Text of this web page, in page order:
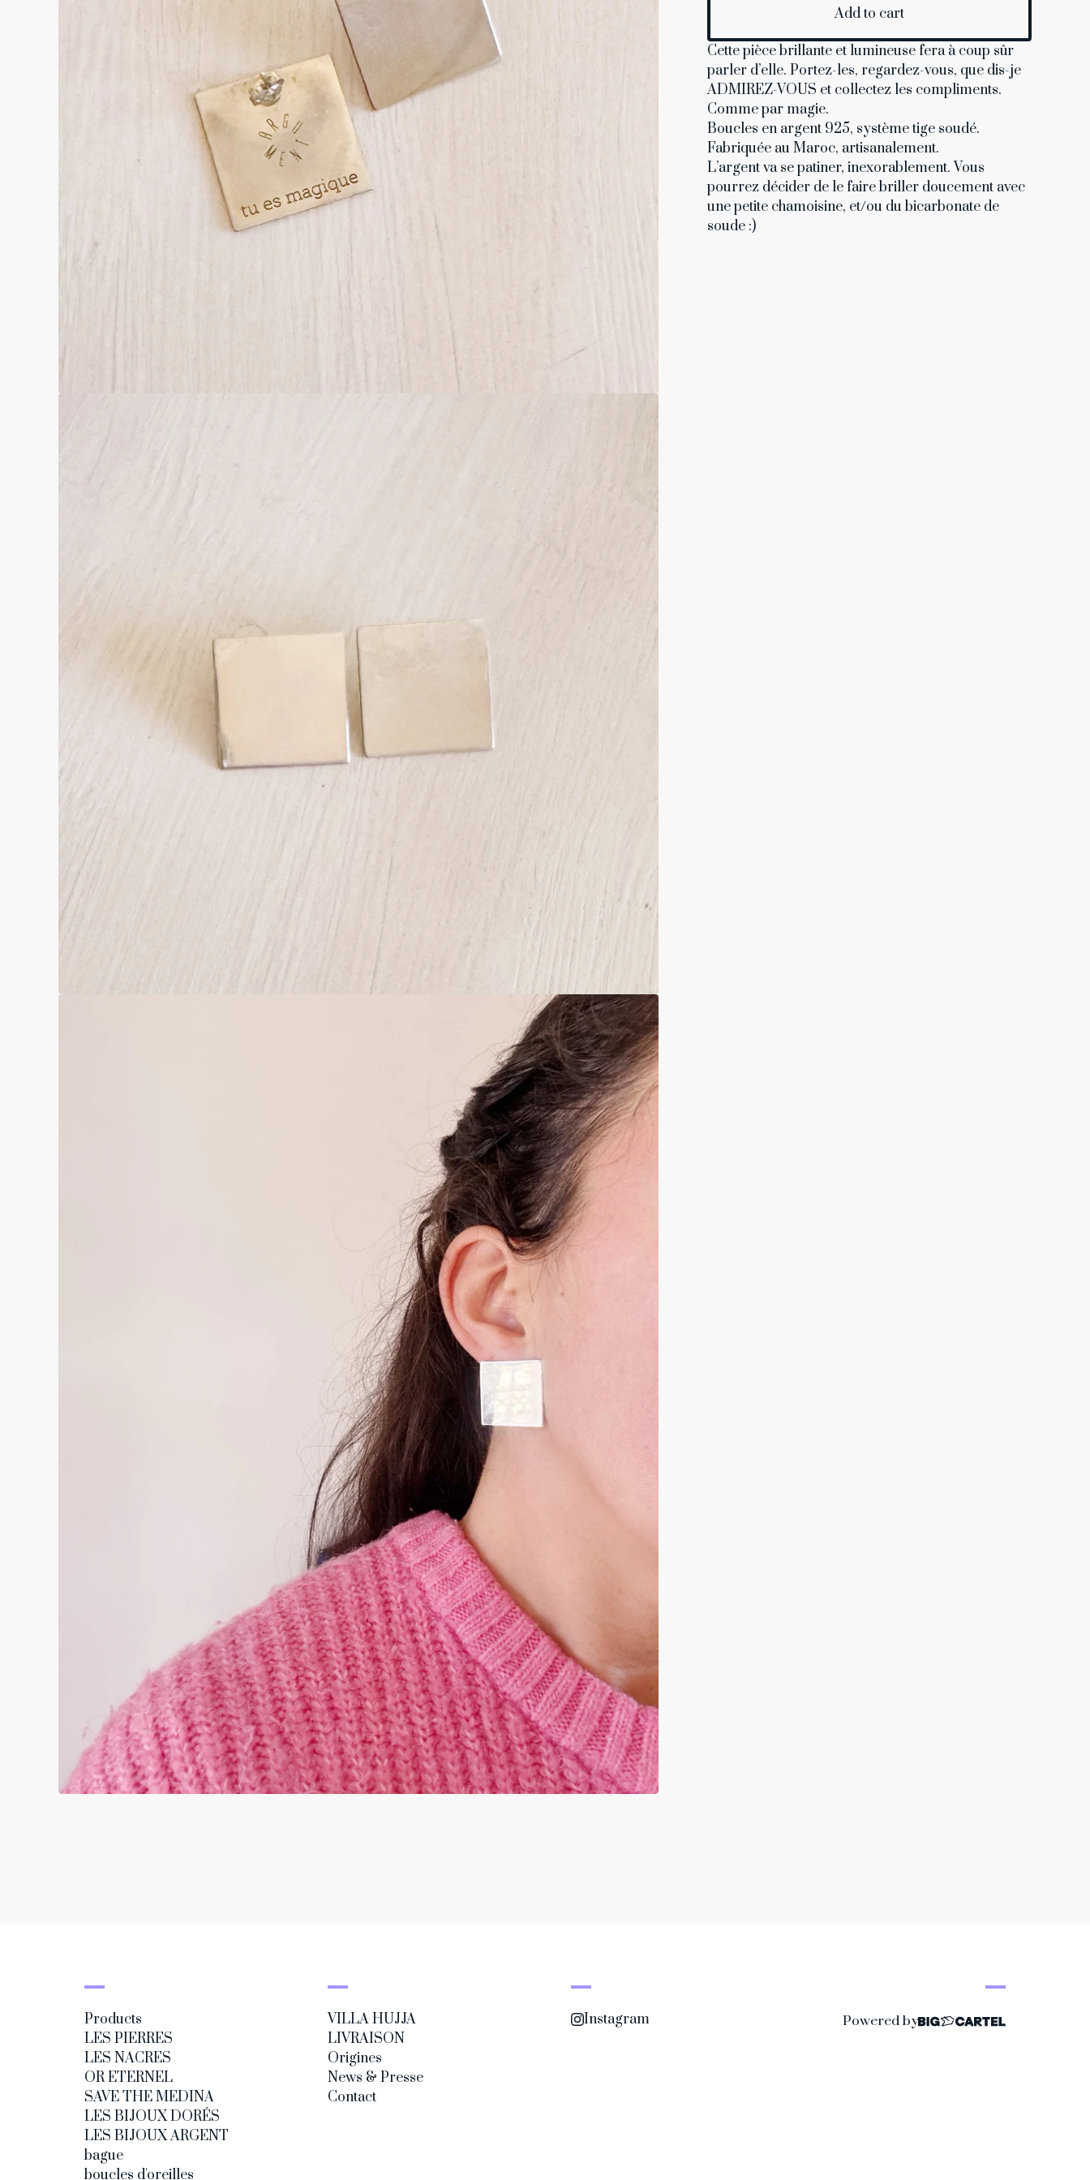
Add to cart
Cette pièce brillante et lumineuse fera à coup sûr
parler d’elle. Portez-les, regardez-vous, que dis-je
ADMIREZ-VOUS et collectez les compliments.
Comme par magie.
Boucles en argent 925, système tige soudé.
Fabriquée au Maroc, artisanalement.
L’argent va se patiner, inexorablement. Vous
pourrez décider de le faire briller doucement avec
une petite chamoisine, et/ou du bicarbonate de
soude :)
Products
LES PIERRES
LES NACRES
OR ETERNEL
SAVE THE MEDINA
LES BIJOUX DORÉS
LES BIJOUX ARGENT
bague
boucles d'oreilles
VILLA HUJJA
LIVRAISON
Origines
News & Presse
Contact
Instagram Powered by